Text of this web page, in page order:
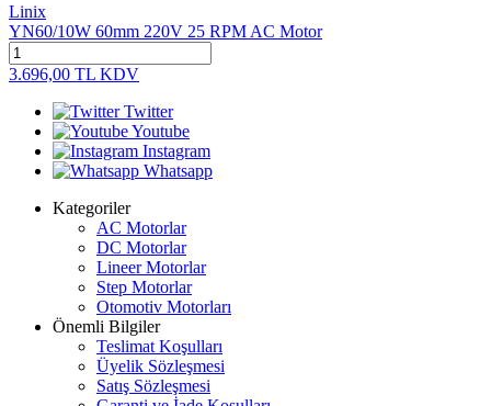
Linix
YN60/10W 60mm 220V 25 RPM AC Motor
3.696,00 TL KDV
Twitter
Youtube
Instagram
Whatsapp
Kategoriler
AC Motorlar
DC Motorlar
Lineer Motorlar
Step Motorlar
Otomotiv Motorları
Önemli Bilgiler
Teslimat Koşulları
Üyelik Sözleşmesi
Satış Sözleşmesi